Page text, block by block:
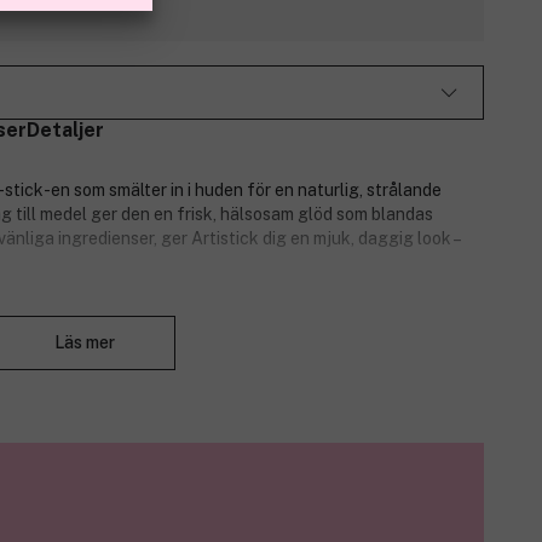
Detaljer
en som smälter in i huden för en naturlig, strålande
medel ger den en frisk, hälsosam glöd som blandas
ingredienser, ger Artistick dig en mjuk, daggig look –
Läs mer